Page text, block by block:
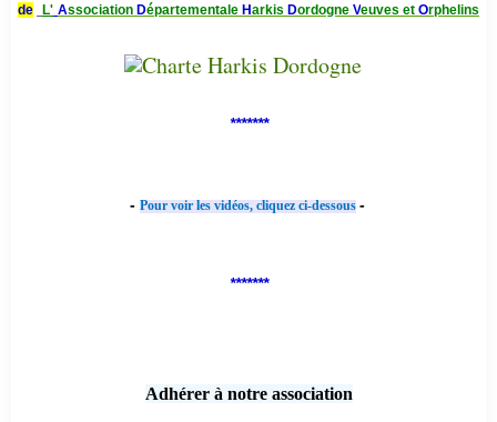
de
L' Association Départementale Harkis Dordogne Veuves et Orphelins
*******
- Pour voir les vidéos, cliquez ci-dessous -
*******
Adhérer à notre association